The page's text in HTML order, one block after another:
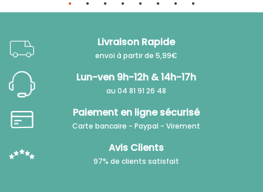
Livraison Rapide
envoi à partir de 5,99€
Lun-ven 9h-12h & 14h-17h
au 04 81 91 26 48
Paiement en ligne sécurisé
Carte bancaire - Paypal - Virement
Avis Clients
97% de clients satisfait